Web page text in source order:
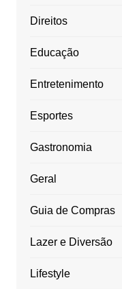
Direitos
Educação
Entretenimento
Esportes
Gastronomia
Geral
Guia de Compras
Lazer e Diversão
Lifestyle